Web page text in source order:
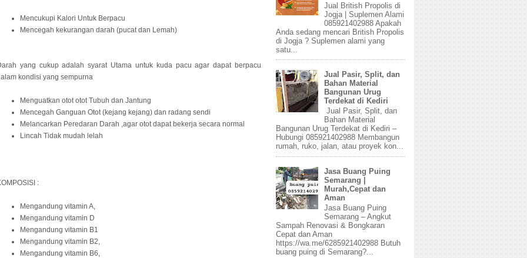
Mencukupi Kalori Untuk Berpacu
Mencegah kekurangan darah (pucat dan Lemah)
yang cukup adalah syarat Utama untuk kuda pacu agar dapat berpacu
kondisi yang sempurna
Menguatkan otot otot Tubuh dan Jantung
Mencegah Ganguan Otot (kejang kejang) dan radang sendi
Melancarkan Peredaran Darah ,agar otot dapat bekerja secara normal
Lincah Tidak mudah lelah
:
Mengandung vitamin A,
Mengandung vitamin D
Mengandung vitamin B1
Mengandung vitamin B2,
Mengandung vitamin B6,
Jual British Propolis di
Jogja | Suplemen Alami
085921402988 Apakah
Anda sedang mencari British Propolis
di Jogja ? Suplemen alami yang
satu...
Jual Pasir, Split, dan
Bahan Material
Bangunan Urug
Terdekat di Kediri
Jual Pasir, Split, dan
Bahan Material
Bangunan Urug Terdekat di Kediri –
Hubungi 085921402988 Membangun
rumah, ruko, jalan, atau proyek kon...
Jasa Buang Puing
Semarang |
Murah,Cepat dan
Aman
Jasa Buang Puing
Semarang – Angkut
Sampah Renovasi & Bongkaran
Cepat dan Aman
https://wa.me/6285921402988 Butuh
buang puing di Semarang?...